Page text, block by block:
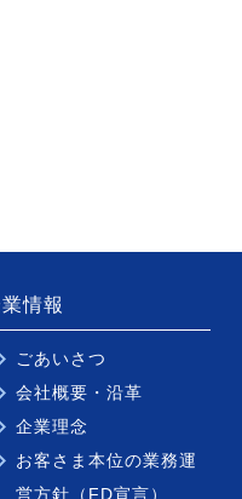
情報
ごあいさつ
会社概要・沿革
企業理念
お客さま本位の業務運
営方針（FD宣言）